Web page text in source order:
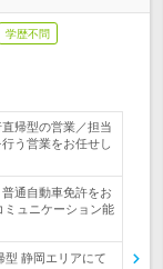
学歴不問
帰型の営業／担当
う営業をお任せし
通自動車免許をお
ュニケーション能
静岡エリアにて